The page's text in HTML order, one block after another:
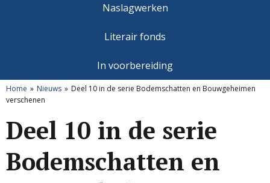
Naslagwerken
Literair fonds
In voorbereiding
Home Nieuws
Deel 10 in de serie Bodemschatten en Bouwgeheimen
verschenen
Deel 10 in de serie
Bodemschatten en